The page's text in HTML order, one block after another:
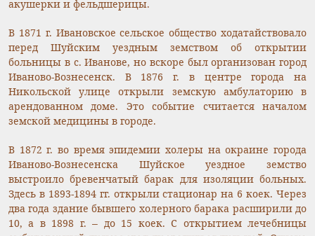
акушерки и фельдшерицы.
В 1871 г. Ивановское сельское общество ходатайствовало
перед Шуйским уездным земством об открытии
больницы в с. Иванове, но вскоре был организован город
Иваново-Вознесенск. В 1876 г. в центре города на
Никольской улице открыли земскую амбулаторию в
арендованном доме. Это событие считается началом
земской медицины в городе.
В 1872 г. во время эпидемии холеры на окраине города
Иваново-Вознесенска Шуйское уездное земство
выстроило бревенчатый барак для изоляции больных.
Здесь в 1893-1894 гг. открыли стационар на 6 коек. Через
два года здание бывшего холерного барака расширили до
10, а в 1898 г. – до 15 коек. С открытием лечебницы